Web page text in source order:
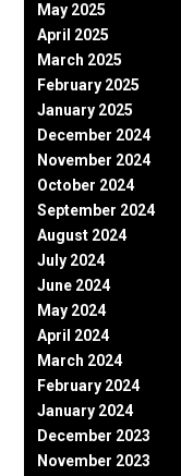
May 2025
April 2025
March 2025
February 2025
January 2025
December 2024
November 2024
October 2024
September 2024
August 2024
July 2024
June 2024
May 2024
April 2024
March 2024
February 2024
January 2024
December 2023
November 2023